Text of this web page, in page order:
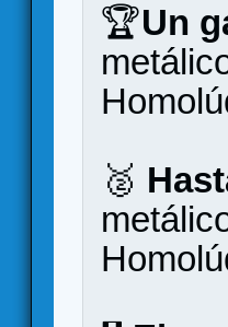
🏆Un
🥈